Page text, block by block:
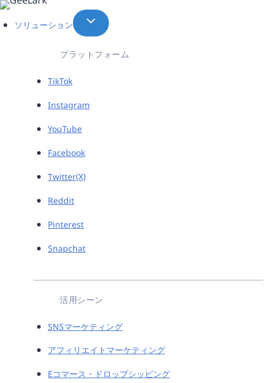
内
容
ソリューション
プラットフォーム
TikTok
Instagram
YouTube
Facebook
Twitter(X)
Reddit
Pinterest
Snapchat
活用シーン
SNSマーケティング
アフィリエイトマーケティング
Eコマース・ドロップシッピング